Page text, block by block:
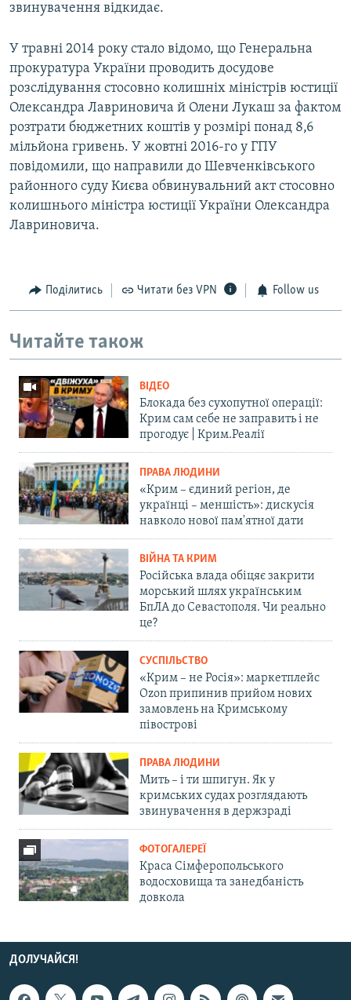
звинувачення відкидає.
У травні 2014 року стало відомо, що Генеральна
прокуратура України проводить досудове
розслідування стосовно колишніх міністрів юстиції
Олександра Лавриновича й Олени Лукаш за фактом
розтрати бюджетних коштів у розмірі понад 8,6
мільйона гривень. У жовтні 2016-го у ГПУ
повідомили, що направили до Шевченківського
районного суду Києва обвинувальний акт стосовно
колишнього міністра юстиції України Олександра
Лавриновича.
Поділитись Читати без VPN Follow us
Читайте також
ВІДЕО
Блокада без сухопутної операції:
Крим сам себе не заправить і не
прогодує | Крим.Реалії
ПРАВА ЛЮДИНИ
«Крим – єдиний регіон, де
українці – меншість»: дискусія
навколо нової пам'ятної дати
ВІЙНА ТА КРИМ
Російська влада обіцяє закрити
морський шлях українським
БпЛА до Севастополя. Чи реально
це?
СУСПІЛЬСТВО
«Крим – не Росія»: маркетплейс
Ozon припинив прийом нових
замовлень на Кримському
півострові
ПРАВА ЛЮДИНИ
Мить – і ти шпигун. Як у
кримських судах розглядають
звинувачення в держзраді
ФОТОГАЛЕРЕЇ
Краса Сімферопольського
водосховища та занедбаність
довкола
ДОЛУЧАЙСЯ!